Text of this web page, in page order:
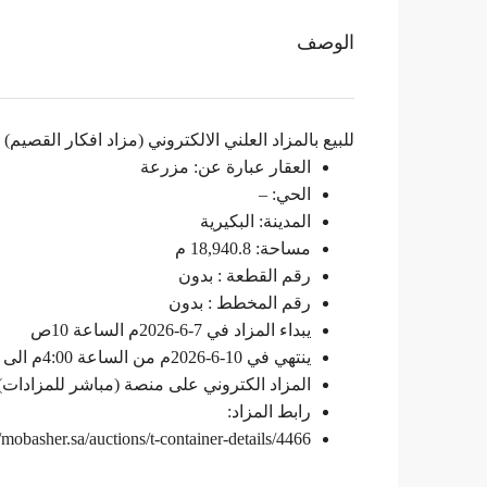
الوصف
للبيع بالمزاد العلني الالكتروني (مزاد افكار القصيم)
العقار عبارة عن: مزرعة
الحي: –
المدينة: البكيرية
مساحة: 18,940.8 م
رقم القطعة : بدون
رقم المخطط : بدون
يبداء المزاد في 7-6-2026م الساعة 10ص
ينتهي في 10-6-2026م من الساعة 4:00م الى 6:40م
المزاد الكتروني على منصة (مباشر
رابط المزاد:
auctions/t-container-details/4466